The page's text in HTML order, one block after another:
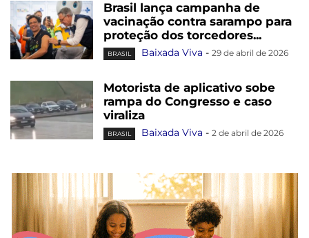
Brasil lança campanha de
vacinação contra sarampo para
proteção dos torcedores...
BRASIL Baixada Viva - 29 de abril de 2026
Motorista de aplicativo sobe
rampa do Congresso e caso
viraliza
BRASIL Baixada Viva - 2 de abril de 2026